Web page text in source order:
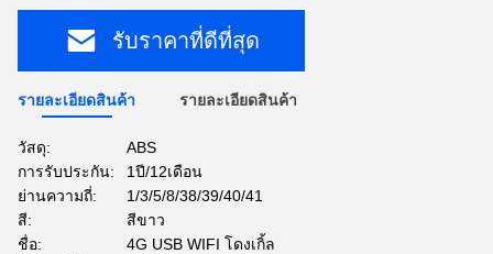
รับราคาที่ดีที่สุด
รายละเอียดสินค้า รายละเอียดสินค้า
วัสดุ:
ABS
การรับประกัน:
1ปี/12เดือน
ย่านความถี่:
1/3/5/8/38/39/40/41
สี:
สีขาว
ชื่อ:
4G USB WIFI โดงเกิ้ล